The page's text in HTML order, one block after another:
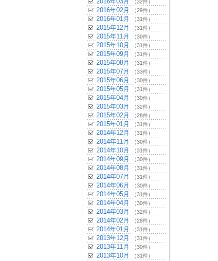
（32件）
2016年02月 （29件）
2016年01月 （31件）
2015年12月 （31件）
2015年11月 （30件）
2015年10月 （31件）
2015年09月 （31件）
2015年08月 （31件）
2015年07月 （33件）
2015年06月 （30件）
2015年05月 （31件）
2015年04月 （30件）
2015年03月 （32件）
2015年02月 （28件）
2015年01月 （31件）
2014年12月 （31件）
2014年11月 （30件）
2014年10月 （31件）
2014年09月 （30件）
2014年08月 （31件）
2014年07月 （31件）
2014年06月 （30件）
2014年05月 （31件）
2014年04月 （30件）
2014年03月 （32件）
2014年02月 （28件）
2014年01月 （31件）
2013年12月 （31件）
2013年11月 （30件）
2013年10月 （31件）